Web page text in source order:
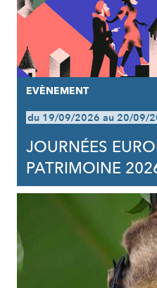
EVÈNEMENT
du 19/09/2026 au 20/09/
JOURNÉES
PATRIMOINE